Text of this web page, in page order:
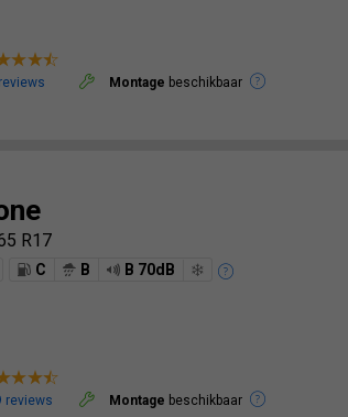
Montage beschikbaar
R17
C B
B 70dB
reviews Montage beschikbaar